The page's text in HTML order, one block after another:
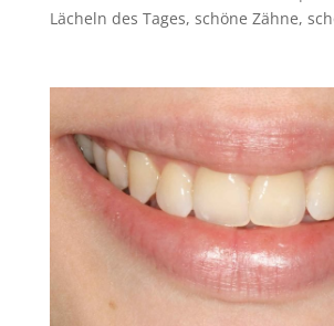
Lächeln des Tages, schöne Zähne,